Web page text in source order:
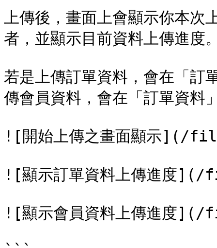
上傳後，畫面上會顯示你本
者，並顯示目前資料上傳進度
若是上傳訂單資料，會在「訂
傳會員資料，會在「訂單資
![開始上傳之畫面顯示](/
![顯示訂單資料上傳進度](/
![顯示會員資料上傳進度](/